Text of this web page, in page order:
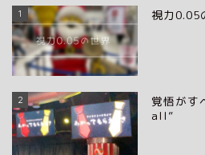
1 視力0.05
2
覚悟が
all”